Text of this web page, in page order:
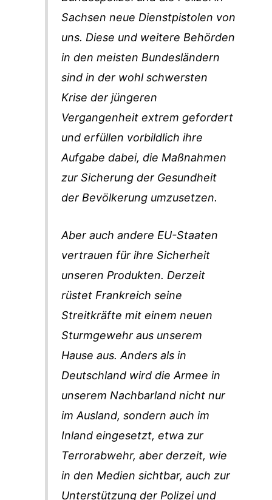
Sachsen neue Dienstpistolen von
uns. Diese und weitere Behörden
in den meisten Bundesländern
sind in der wohl schwersten
Krise der jüngeren
Vergangenheit extrem gefordert
und erfüllen vorbildlich ihre
Aufgabe dabei, die Maßnahmen
zur Sicherung der Gesundheit
der Bevölkerung umzusetzen.
Aber auch andere EU-Staaten
vertrauen für ihre Sicherheit
unseren Produkten. Derzeit
rüstet Frankreich seine
Streitkräfte mit einem neuen
Sturmgewehr aus unserem
Hause aus. Anders als in
Deutschland wird die Armee in
unserem Nachbarland nicht nur
im Ausland, sondern auch im
Inland eingesetzt, etwa zur
Terrorabwehr, aber derzeit, wie
in den Medien sichtbar, auch zur
Unterstützung der Polizei und